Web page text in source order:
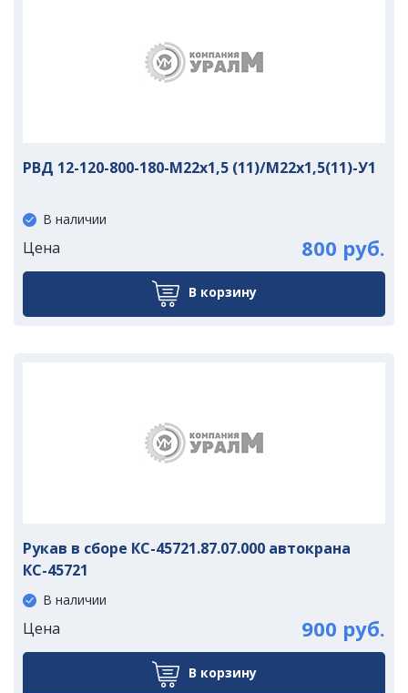
РВД 12-120-800-180-М22х1,5 (11)/М22х1,5(11)-У1
В наличии
Цена 800 руб.
В корзину
Рукав в сборе КС-45721.87.07.000 автокрана
КС-45721
В наличии
Цена 900 руб.
В корзину